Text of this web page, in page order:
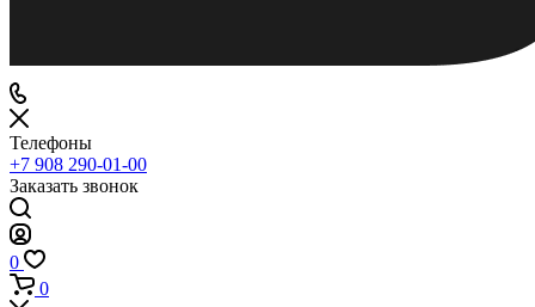
Телефоны
+7 908 290-01-00
Заказать звонок
0
0